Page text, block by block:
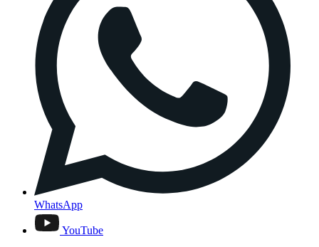
WhatsApp
YouTube